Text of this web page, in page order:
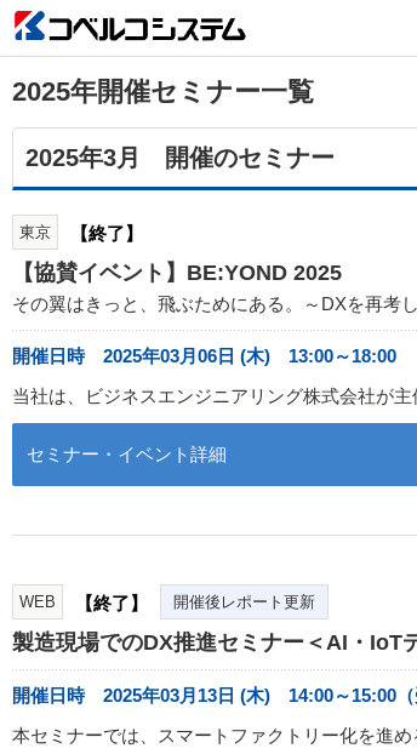
2025年開催セミナー一覧
2025年3月 開催のセミナー
東京 【終了】
【協賛イベント】BE:YOND 2025
その翼はきっと、飛ぶためにある。～DXを再考
開催日時 2025年03月06日 (木) 13:00～18:00
当社は、ビジネスエンジニアリング株式会社が主
セミナー・イベント詳細
WEB 【終了】 開催後レポート更新
製造現場でのDX推進セミナー＜AI・IoT
開催日時 2025年03月13日 (木) 14:00～15:00（
本セミナーでは、スマートファクトリー化を進